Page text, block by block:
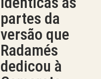
partes da
versão que
Radamés
dedicou à